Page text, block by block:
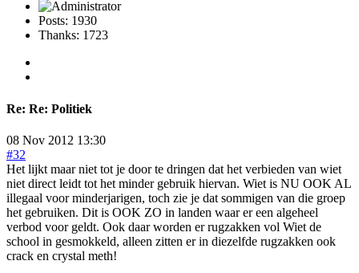
Posts: 1930
Thanks: 1723
Re: Re: Politiek
08 Nov 2012 13:30
#32
Het lijkt maar niet tot je door te dringen dat het verbieden van wiet
niet direct leidt tot het minder gebruik hiervan. Wiet is NU OOK AL
illegaal voor minderjarigen, toch zie je dat sommigen van die groep
het gebruiken. Dit is OOK ZO in landen waar er een algeheel
verbod voor geldt. Ook daar worden er rugzakken vol Wiet de
school in gesmokkeld, alleen zitten er in diezelfde rugzakken ook
crack en crystal meth!